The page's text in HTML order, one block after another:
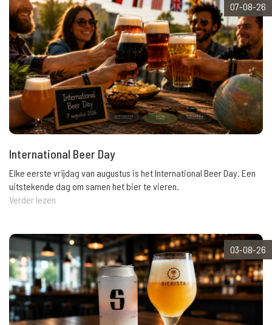
07-08-26
International Beer Day
Elke eerste vrijdag van augustus is het International Beer Day. Een
uitstekende dag om samen het bier te vieren.
Verder lezen
03-08-26